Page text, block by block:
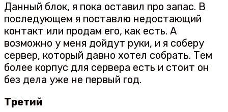
Данный блок, я пока оставил про запас. В
последующем я поставлю недостающий
контакт или продам его, как есть. А
возможно у меня дойдут руки, и я соберу
сервер, который давно хотел собрать. Тем
более корпус для сервера есть и стоит он
без дела уже не первый год.
Третий